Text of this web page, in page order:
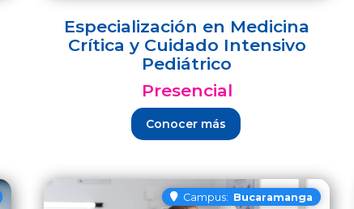
Especialización en Medicina
Crítica y Cuidado Intensivo
Pediátrico
Presencial
Conocer más
Campus: Bucaramanga